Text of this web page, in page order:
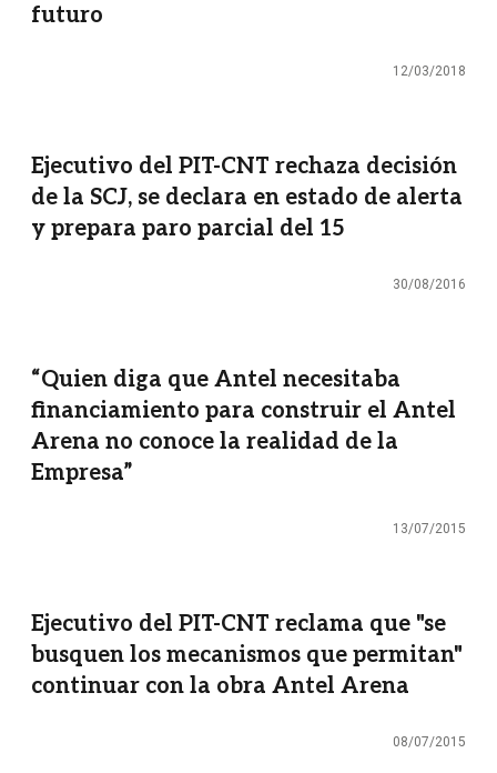
futuro
12/03/2018
Ejecutivo del PIT-CNT rechaza decisión
de la SCJ, se declara en estado de alerta
y prepara paro parcial del 15
30/08/2016
“Quien diga que Antel necesitaba
financiamiento para construir el Antel
Arena no conoce la realidad de la
Empresa”
13/07/2015
Ejecutivo del PIT-CNT reclama que "se
busquen los mecanismos que permitan"
continuar con la obra Antel Arena
08/07/2015